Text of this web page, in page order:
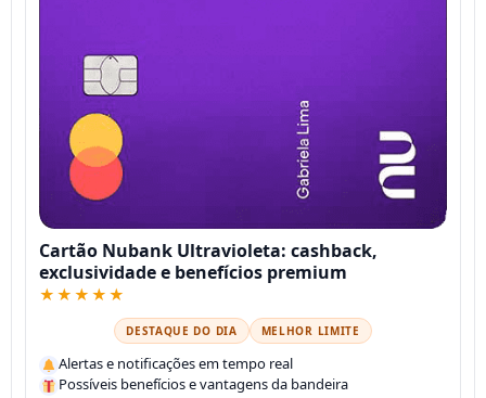
Cartão Nubank Ultravioleta: cashback,
exclusividade e benefícios premium
★★★★★
DESTAQUE DO DIA MELHOR LIMITE
Alertas e notificações em tempo real
Possíveis benefícios e vantagens da bandeira